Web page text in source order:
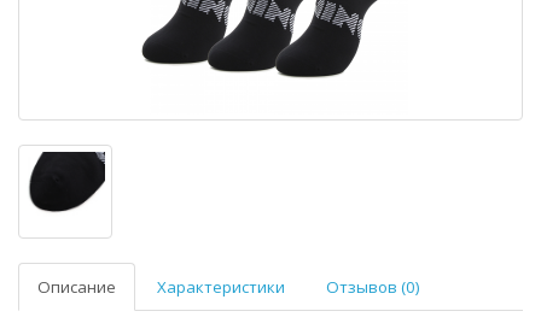
Описание Характеристики Отзывов (0)